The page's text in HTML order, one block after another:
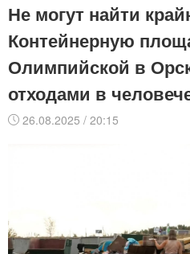
Не могут найти
Контейнерную
Олимпийской в
отходами в
26.08.2025 / 20:15